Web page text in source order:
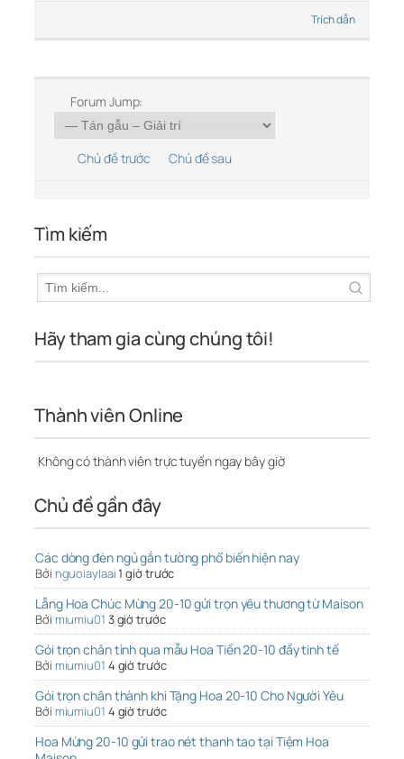
Trích dẫn
Forum Jump:
Chủ đề trước Chủ đề sau
Tìm kiếm
Hãy tham gia cùng chúng tôi!
Thành viên Online
Không có thành viên trực tuyến ngay bây giờ
Chủ đề gần đây
Các dòng đèn ngủ gắn tường phổ biến hiện nay
Bởi nguoiaylaai1 giờ trước
Lẵng Hoa Chúc Mừng 20-10 gửi trọn yêu thương từ Maison
Bởi miumiu01 3 giờ trước
Gói trọn chân tình qua mẫu Hoa Tiền 20-10 đầy tinh tế
Bởi miumiu01 4 giờ trước
Gói trọn chân thành khi Tặng Hoa 20-10 Cho Người Yêu
Bởi miumiu01 4 giờ trước
Hoa Mừng 20-10 gửi trao nét thanh tao tại Tiệm Hoa